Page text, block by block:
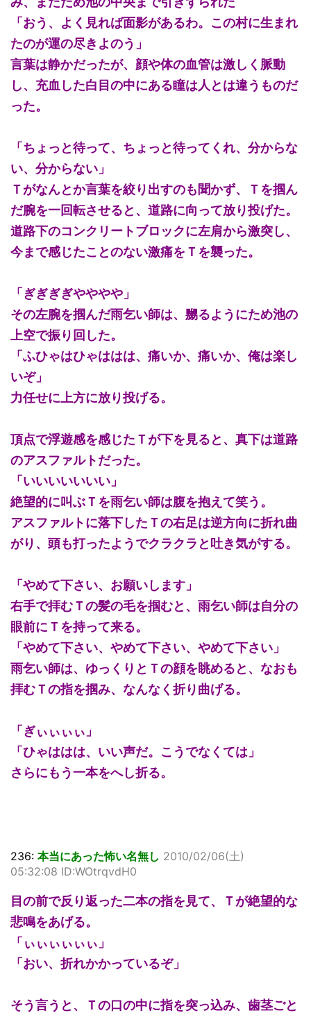
「おう、よく見れば面影があるわ。この村に生まれ
たのが運の尽きよのう」
言葉は静かだったが、顔や体の血管は激しく脈動
し、充血した白目の中にある瞳は人とは違うものだ
った。
「ちょっと待って、ちょっと待ってくれ、分からな
い、分からない」
Ｔがなんとか言葉を絞り出すのも聞かず、Ｔを掴ん
だ腕を一回転させると、道路に向って放り投げた。
道路下のコンクリートブロックに左肩から激突し、
今まで感じたことのない激痛をＴを襲った。
「ぎぎぎぎやややや」
その左腕を掴んだ雨乞い師は、嬲るようにため池の
上空で振り回した。
「ふひゃはひゃははは、痛いか、痛いか、俺は楽し
いぞ」
力任せに上方に放り投げる。
頂点で浮遊感を感じたＴが下を見ると、真下は道路
のアスファルトだった。
「いいいいいいい」
絶望的に叫ぶＴを雨乞い師は腹を抱えて笑う。
アスファルトに落下したＴの右足は逆方向に折れ曲
がり、頭も打ったようでクラクラと吐き気がする。
「やめて下さい、お願いします」
右手で拝むＴの髪の毛を掴むと、雨乞い師は自分の
眼前にＴを持って来る。
「やめて下さい、やめて下さい、やめて下さい」
雨乞い師は、ゆっくりとＴの顔を眺めると、なおも
拝むＴの指を掴み、なんなく折り曲げる。
「ぎぃぃぃぃ」
「ひゃははは、いい声だ。こうでなくては」
さらにもう一本をへし折る。
236: 本当にあった怖い名無し 2010/02/06(土)
05:32:08 ID:WOtrqvdH0
目の前で反り返った二本の指を見て、Ｔが絶望的な
悲鳴をあげる。
「ぃぃぃぃぃぃ」
「おい、折れかかっているぞ」
そう言うと、Ｔの口の中に指を突っ込み、歯茎ごと